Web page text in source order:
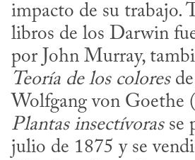
impacto de su trabajo.
libros de los Darwin
Teoría de los colores de
Plantas insectívoras se
julio de 1875 y se